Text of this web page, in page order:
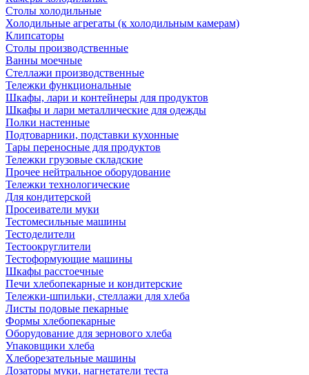
Столы холодильные
Холодильные агрегаты (к холодильным камерам)
Клипсаторы
Столы производственные
Ванны моечные
Стеллажи производственные
Тележки функциональные
Шкафы, лари и контейнеры для продуктов
Шкафы и лари металлические для одежды
Полки настенные
Подтоварники, подставки кухонные
Тары переносные для продуктов
Тележки грузовые складские
Прочее нейтральное оборудование
Тележки технологические
Для кондитерской
Просеиватели муки
Тестомесильные машины
Тестоделители
Тестоокруглители
Тестоформующие машины
Шкафы расстоечные
Печи хлебопекарные и кондитерские
Тележки-шпильки, стеллажи для хлеба
Листы подовые пекарные
Формы хлебопекарные
Оборудование для зернового хлеба
Упаковщики хлеба
Хлеборезательные машины
Дозаторы муки, нагнетатели теста